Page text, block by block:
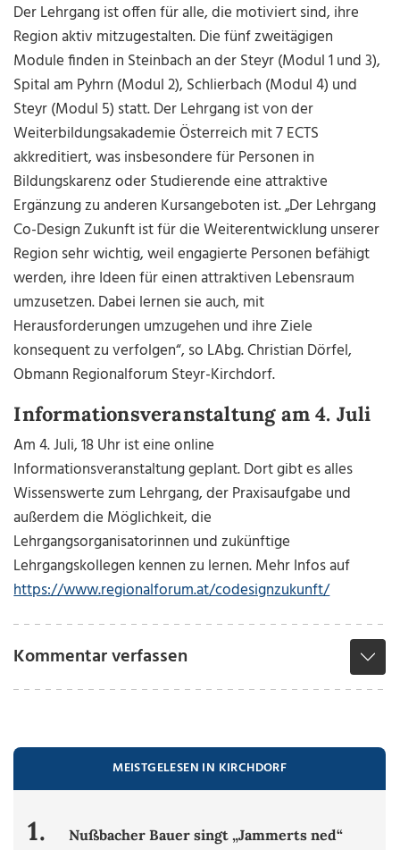
Der Lehrgang ist offen für alle, die motiviert sind, ihre
Region aktiv mitzugestalten. Die fünf zweitägigen
Module finden in Steinbach an der Steyr (Modul 1 und 3),
Spital am Pyhrn (Modul 2), Schlierbach (Modul 4) und
Steyr (Modul 5) statt. Der Lehrgang ist von der
Weiterbildungsakademie Österreich mit 7 ECTS
akkreditiert, was insbesondere für Personen in
Bildungskarenz oder Studierende eine attraktive
Ergänzung zu anderen Kursangeboten ist. „Der Lehrgang
Co-Design Zukunft ist für die Weiterentwicklung unserer
Region sehr wichtig, weil engagierte Personen befähigt
werden, ihre Ideen für einen attraktiven Lebensraum
umzusetzen. Dabei lernen sie auch, mit
Herausforderungen umzugehen und ihre Ziele
konsequent zu verfolgen“, so LAbg. Christian Dörfel,
Obmann Regionalforum Steyr-Kirchdorf.
Informationsveranstaltung am 4. Juli
Am 4. Juli, 18 Uhr ist eine online
Informationsveranstaltung geplant. Dort gibt es alles
Wissenswerte zum Lehrgang, der Praxisaufgabe und
außerdem die Möglichkeit, die
Lehrgangsorganisatorinnen und zukünftige
Lehrgangskollegen kennen zu lernen. Mehr Infos auf
https://www.regionalforum.at/codesignzukunft/
Kommentar verfassen
MEISTGELESEN IN KIRCHDORF
1. Nußbacher Bauer singt „Jammerts ned“